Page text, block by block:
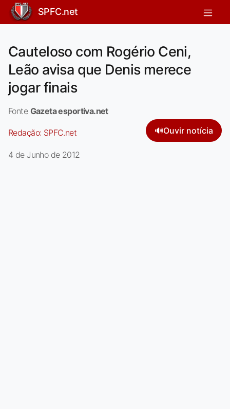
SPFC.net
Cauteloso com Rogério Ceni,
Leão avisa que Denis merece
jogar finais
Fonte Gazeta esportiva.net
Redação: SPFC.net 🔊Ouvir notícia
4 de Junho de 2012